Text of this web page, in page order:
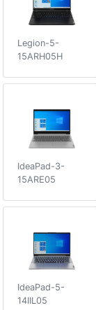
Legion-5-
15ARH05H
IdeaPad-3-
15ARE05
IdeaPad-5-
14IIL05